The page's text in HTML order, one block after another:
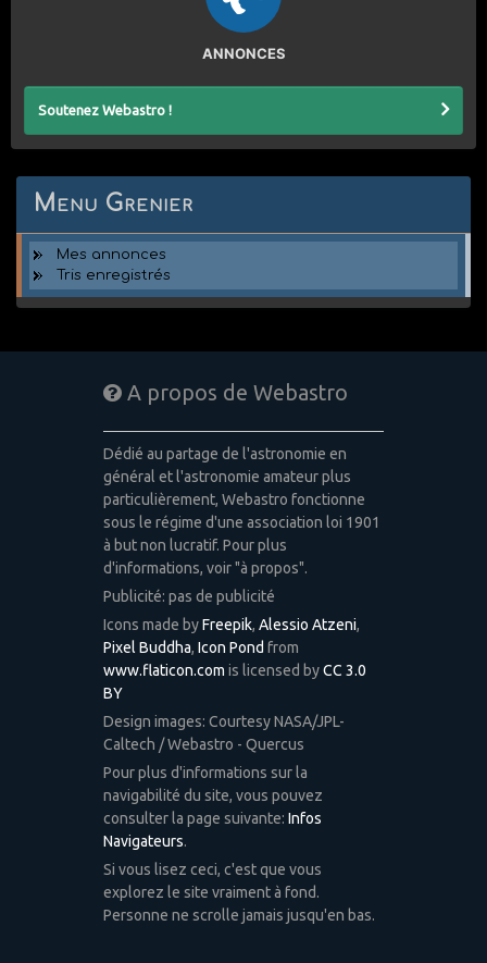
ANNONCES
Soutenez Webastro !
Menu Grenier
Mes annonces
Tris enregistrés
A propos de Webastro
Dédié au partage de l'astronomie en
général et l'astronomie amateur plus
particulièrement, Webastro fonctionne
sous le régime d'une association loi 1901
à but non lucratif. Pour plus
d'informations, voir "à propos".
Publicité: pas de publicité
Icons made byFreepik, Alessio Atzeni,
Pixel Buddha, Icon Pond from
www.flaticon.com is licensed byCC 3.0
BY
Design images: Courtesy NASA/JPL-
Caltech / Webastro - Quercus
Pour plus d'informations sur la
navigabilité du site, vous pouvez
consulter la page suivante: Infos
Navigateurs.
Si vous lisez ceci, c'est que vous
explorez le site vraiment à fond.
Personne ne scrolle jamais jusqu'en bas.